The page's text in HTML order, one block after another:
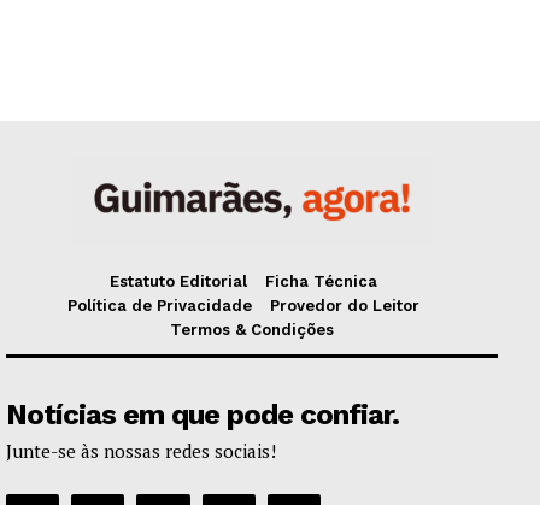
Estatuto Editorial
Ficha Técnica
Política de Privacidade
Provedor do Leitor
Termos & Condições
Notícias em que pode confiar.
Junte-se às nossas redes sociais!